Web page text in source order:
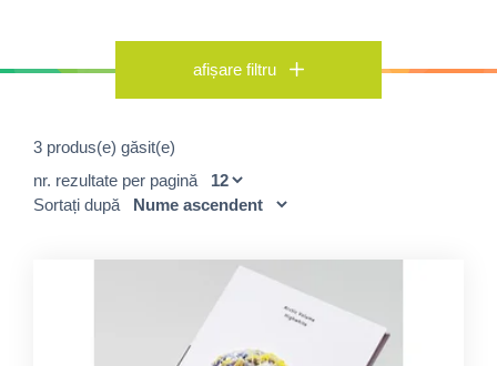
afișare filtru
3 produs(e) găsit(e)
nr. rezultate per pagină
Sortați după